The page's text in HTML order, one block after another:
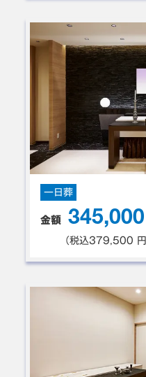
東大阪市
葬儀プラ
明るくきれいな式場で、
い出の品々もきれいに飾
した。スタッフの皆様に
かに悲しみよりも感謝で
大阪市城東区
葬儀プラン
一日葬
金額 345,000
（税込379,500 円